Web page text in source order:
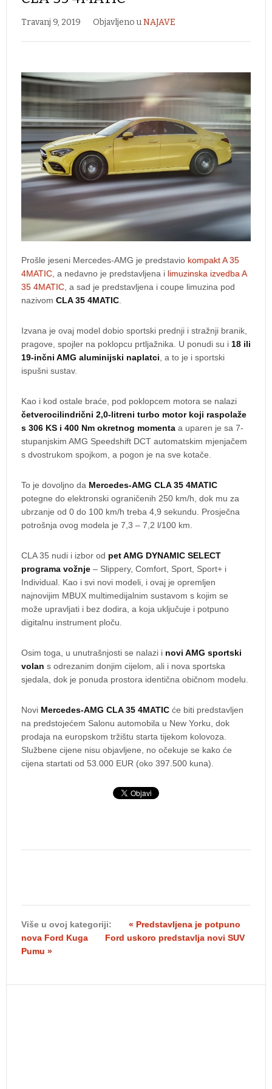
Travanj 9, 2019 Objavljeno uNAJAVE
Prošle jeseni Mercedes-AMG je predstavio kompakt A 35
4MATIC, a nedavno je predstavljena i limuzinska izvedba A
35 4MATIC, a sad je predstavljena i coupe limuzina pod
nazivom CLA 35 4MATIC.
Izvana je ovaj model dobio sportski prednji i stražnji branik,
pragove, spojler na poklopcu prtljažnika. U ponudi su i 18 ili
19-inčni AMG aluminijski naplatci, a to je i sportski
ispušni sustav.
Kao i kod ostale braće, pod poklopcem motora se nalazi
četverocilindrični 2,0-litreni turbo motor koji raspolaže
s 306 KS i 400 Nm okretnog momenta a uparen je sa 7-
stupanjskim AMG Speedshift DCT automatskim mjenjačem
s dvostrukom spojkom, a pogon je na sve kotače.
To je dovoljno da Mercedes-AMG CLA 35 4MATIC
potegne do elektronski ograničenih 250 km/h, dok mu za
ubrzanje od 0 do 100 km/h treba 4,9 sekundu. Prosječna
potrošnja ovog modela je 7,3 – 7,2 l/100 km.
CLA 35 nudi i izbor od pet AMG DYNAMIC SELECT
programa vožnje – Slippery, Comfort, Sport, Sport+ i
Individual. Kao i svi novi modeli, i ovaj je opremljen
najnovijim MBUX multimedijalnim sustavom s kojim se
može upravljati i bez dodira, a koja uključuje i potpuno
digitalnu instrument ploču.
Osim toga, u unutrašnjosti se nalazi i novi AMG sportski
volan s odrezanim donjim cijelom, ali i nova sportska
sjedala, dok je ponuda prostora identična običnom modelu.
Novi Mercedes-AMG CLA 35 4MATIC će biti predstavljen
na predstojećem Salonu automobila u New Yorku, dok
prodaja na europskom tržištu starta tijekom kolovoza.
Službene cijene nisu objavljene, no očekuje se kako će
cijena startati od 53.000 EUR (oko 397.500 kuna).
Više u ovoj kategoriji:
« Predstavljena je potpuno
nova Ford Kuga
Ford uskoro predstavlja novi SUV
Pumu »